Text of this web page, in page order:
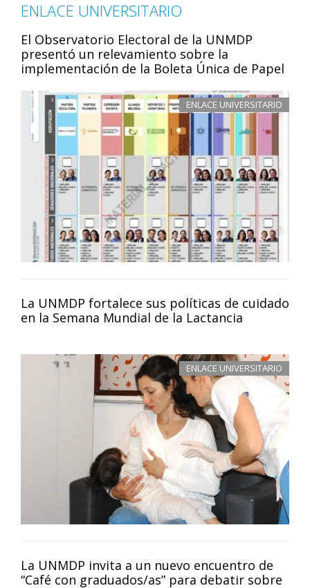
ENLACE UNIVERSITARIO
El Observatorio Electoral de la UNMDP
presentó un relevamiento sobre la
implementación de la Boleta Única de Papel
ENLACE UNIVERSITARIO
La UNMDP fortalece sus políticas de cuidado
en la Semana Mundial de la Lactancia
ENLACE UNIVERSITARIO
La UNMDP invita a un nuevo encuentro de
“Café con graduados/as” para debatir sobre